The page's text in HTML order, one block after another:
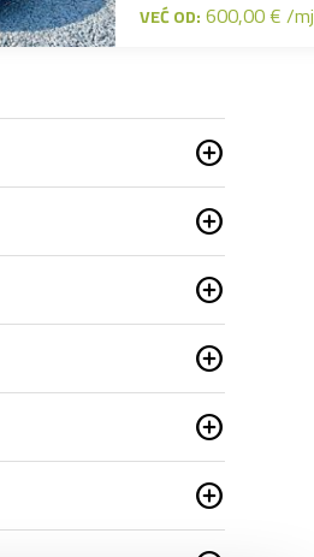
VEĆ OD: 600,00 € /mj
add_circle
add_circle
add_circle
add_circle
add_circle
add_circle